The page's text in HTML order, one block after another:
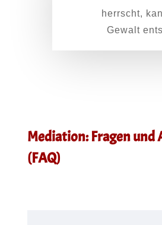
herrscht,
Gewalt
Mediation: Fragen
(FAQ)